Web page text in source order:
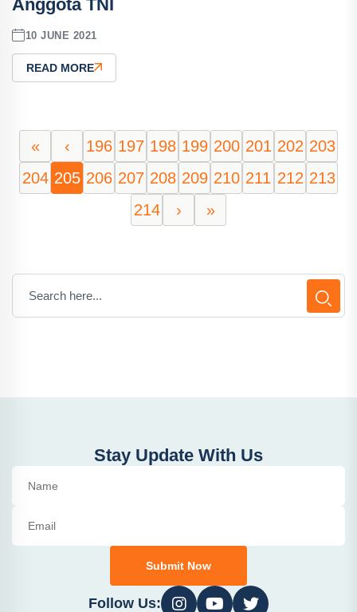
Anggota TNI
10 JUNE 2021
READ MORE
« ‹ 196 197 198 199 200 201 202 203
204 205 206 207 208 209 210 211 212 213
214
› »
Stay Update With Us
Submit Now
Follow Us: